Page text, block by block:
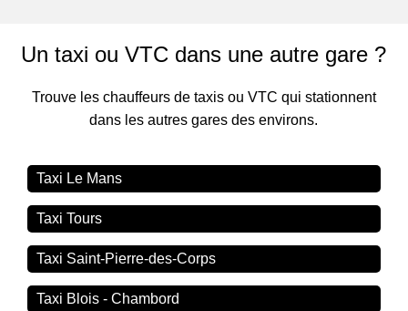
Un taxi ou VTC dans une autre gare ?
Trouve les chauffeurs de taxis ou VTC qui stationnent
dans les autres gares des environs.
Taxi Le Mans
Taxi Tours
Taxi Saint-Pierre-des-Corps
Taxi Blois - Chambord